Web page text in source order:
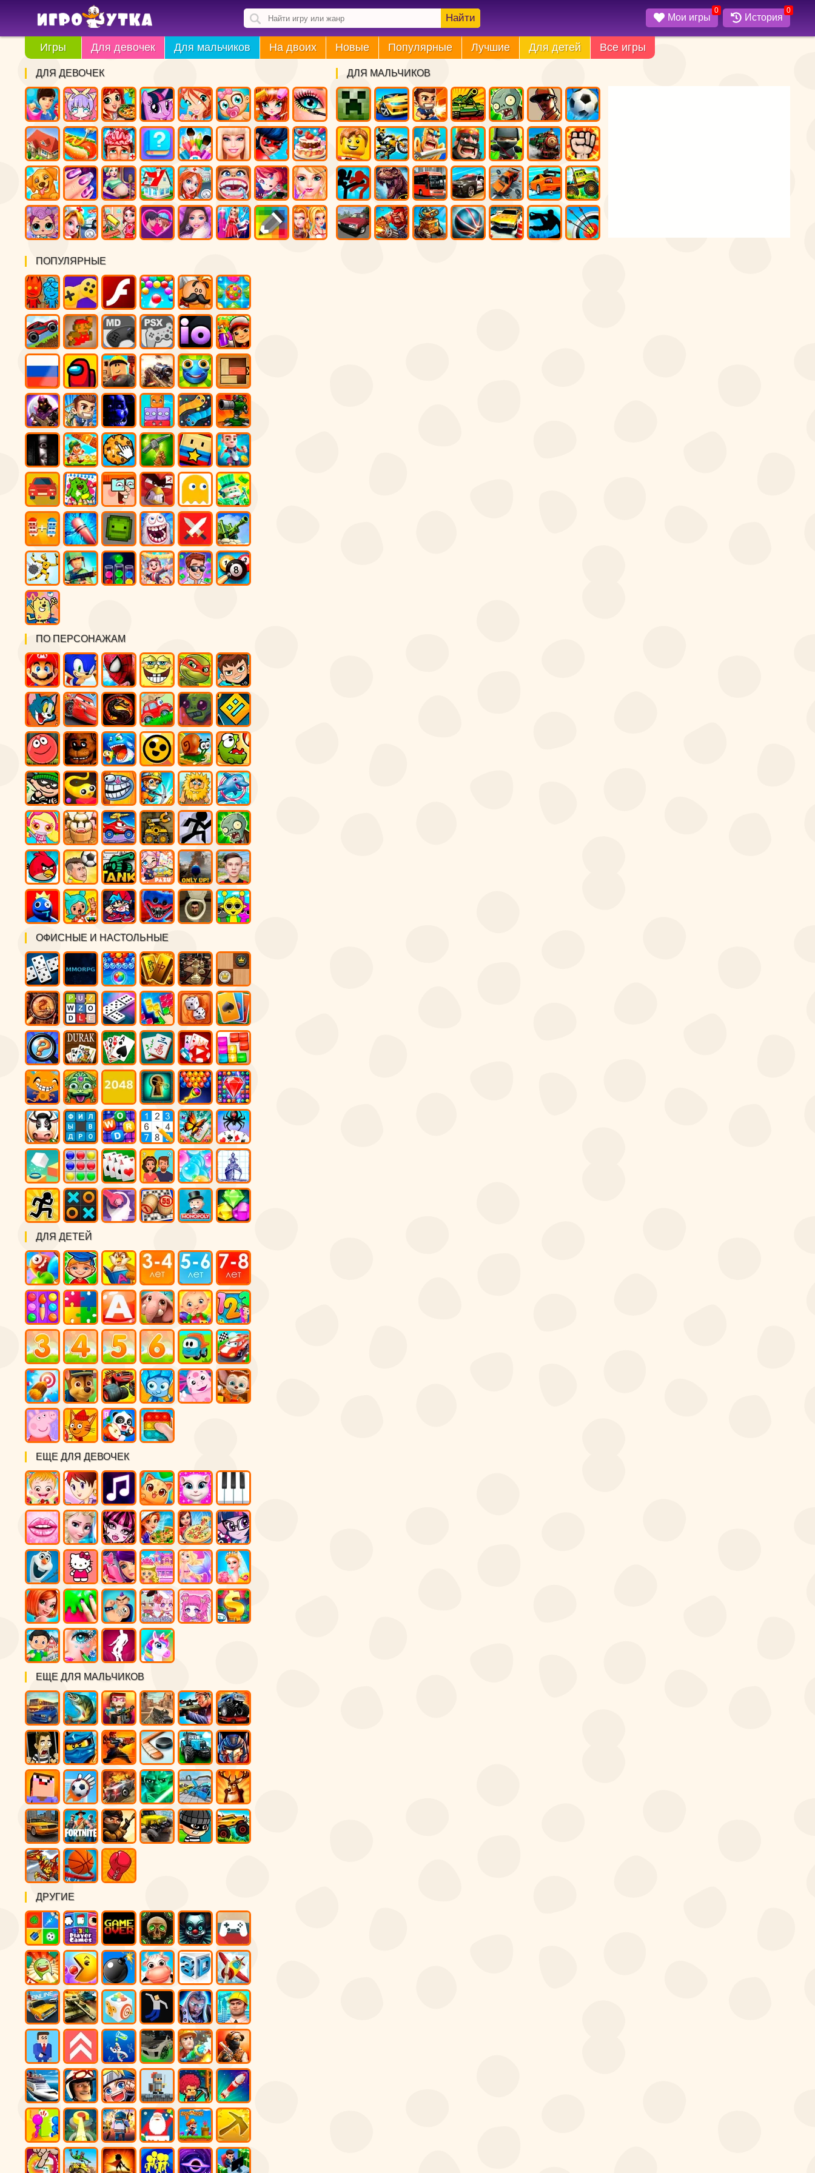
Найти Мои игры
0
История
0
Игры Для девочек Для мальчиков На двоих Новые Популярные Лучшие Для детей Все игры
ДЛЯ МАЛЬЧИКОВ
ДЛЯ ДЕВОЧЕК
ПОПУЛЯРНЫЕ
ПО ПЕРСОНАЖАМ
ОФИСНЫЕ И НАСТОЛЬНЫЕ
ДЛЯ ДЕТЕЙ
ЕЩЕ ДЛЯ ДЕВОЧЕК
ЕЩЕ ДЛЯ МАЛЬЧИКОВ
ДРУГИЕ